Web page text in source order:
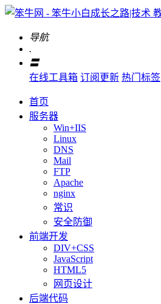
导航
.
〓
在线工具箱 订阅更新 热门标签
首页
服务器
Win+IIS
Linux
DNS
Mail
FTP
Apache
nginx
常识
安全防御
前端开发
DIV+CSS
JavaScript
HTML5
网页设计
后端代码